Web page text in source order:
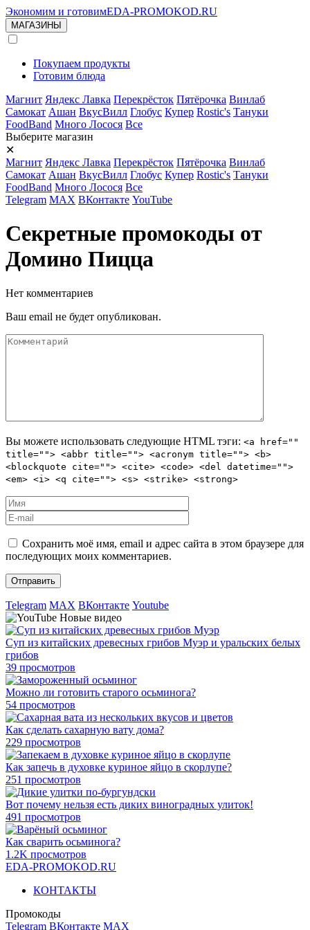
Экономим и готовимEDA-PROMOKOD.RU
МАГАЗИНЫ
Покупаем продукты
Готовим блюда
Магнит Яндекс Лавка Перекрёсток Пятёрочка Винлаб
Самокат Ашан ВкусВилл Глобус Купер Rostic's Тануки
FoodBand Много Лосося Все
Выберите магазин
✕
Магнит Яндекс Лавка Перекрёсток Пятёрочка Винлаб
Самокат Ашан ВкусВилл Глобус Купер Rostic's Тануки
FoodBand Много Лосося Все
Telegram MAX ВКонтакте YouTube
Секретные промокоды от
Домино Пицца
Нет комментариев
Ваш email не будет опубликован.
Вы можете использовать следующие HTML тэги: <a href=""
title=""> <abbr title=""> <acronym title=""> <b>
<blockquote cite=""> <cite> <code> <del datetime="">
<em> <i> <q cite=""> <s> <strike> <strong>
Сохранить моё имя, email и адрес сайта в этом браузере для
последующих моих комментариев.
Telegram MAX ВКонтакте Youtube
Новые видео
Суп из китайских древесных грибов Муэр и уральских белых
грибов
39 просмотров
Можно ли готовить старого осьминога?
54 просмотров
Как сделать сахарную вату дома?
229 просмотров
Как запечь в духовке куриное яйцо в скорлупе?
251 просмотров
Вот почему нельзя есть диких виноградных улиток!
491 просмотров
Как сварить осьминога?
1.2K просмотров
EDA-PROMOKOD.RU
КОНТАКТЫ
Промокоды
Telegram ВКонтакте MAX